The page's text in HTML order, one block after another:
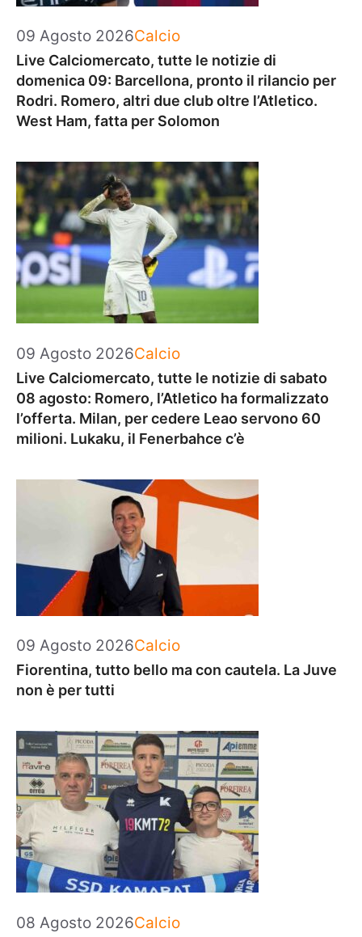
09 Agosto 2026Categorie
Calcio
Live Calciomercato, tutte le notizie di
domenica 09: Barcellona, pronto il rilancio per
Rodri. Romero, altri due club oltre l’Atletico.
West Ham, fatta per Solomon
09 Agosto 2026Categorie
Calcio
Live Calciomercato, tutte le notizie di sabato
08 agosto: Romero, l’Atletico ha formalizzato
l’offerta. Milan, per cedere Leao servono 60
milioni. Lukaku, il Fenerbahce c’è
09 Agosto 2026Categorie
Calcio
Fiorentina, tutto bello ma con cautela. La Juve
non è per tutti
08 Agosto 2026Categorie
Calcio